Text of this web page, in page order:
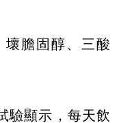
壞膽固醇、三酸
驗顯示，每天飲